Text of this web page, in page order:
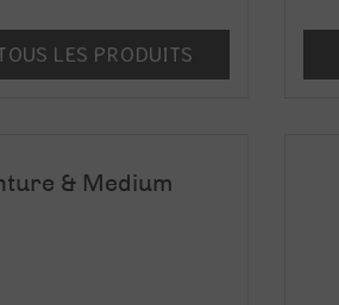
LES PRODUITS
& Medium